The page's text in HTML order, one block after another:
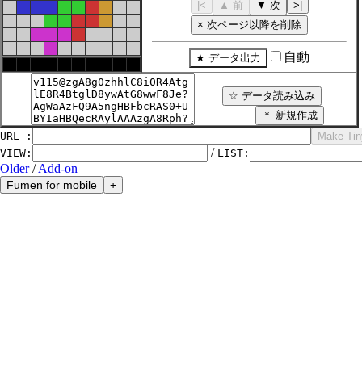
自動
URL :
VIEW : / LIST :
Older/Add-on